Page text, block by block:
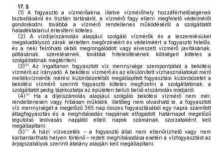
17. §
(1) A fogyasztó a vízmérőakna, illetve vízmérőhely hozzáférhetőségének
biztosításáról és tisztán tartásáról, a vízmérő fagy elleni megfelelő védelméről
gondoskodni, továbbá a vízmérő rendellenes működéséről a szolgáltatót
haladéktalanul értesíteni köteles.
(2) A vízdíjelszámolás alapjául szolgáló vízmérők és a leszerelésüket
megakadályozó zárak sértetlen megőrzéséért és védelméért a fogyasztó felelős,
és a neki felróható okból megrongálódott vagy elveszett vízmérő javításának,
pótlásának, szerelésének, továbbá hitelesítésének költségeit köteles a
szolgáltatónak megtéríteni.
(3)69
Az ingatlanon fogyasztott víz mennyisége szempontjából a bekötési
vízmérő az irányadó. A bekötési vízmérő és az elkülönített vízhasználatokat mérő
mellékvízmérők mérési különbözetéből megállapított fogyasztási különbözetet a
bekötési vízmérő szerinti fogyasztó köteles megfizetni a szolgáltatónak; a
szolgáltatót pedig tájékoztatja az épületen belüli belső elszámolás módjáról.
(4)70
Ha a díjelszámolás alapjául szolgáló bekötési vízmérő nem mér,
rendellenesen vagy hibásan működik, illetőleg nem olvasható le, a fogyasztott
víz mennyiségét a megelőző 365 nap összes fogyasztásából egy napra számított
átlagfogyasztás és a meghibásodás napjának elfogadott határnapot megelőző
legutolsó leolvasás napjától eltelt napok számának szorzataként kell
megállapítani.
(5)71
A házi vízvezeték – a fogyasztó által nem ellenőrizhető vagy nem
karbantartható helyen történő – rejtett meghibásodása esetén a vízfogyasztást az
árjogszabályok szerinti átalány alapján kell megállapítani.